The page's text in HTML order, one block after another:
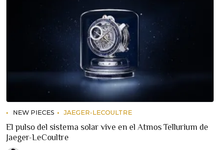
NEW PIECES JAEGER-LECOULTRE
El pulso del sistema solar vive en el Atmos Tellurium de
Jaeger-LeCoultre